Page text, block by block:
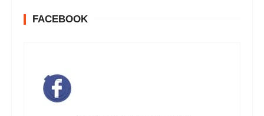
FACEBOOK